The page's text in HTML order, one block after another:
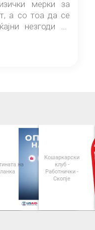
мерки за
а со тоа да се
незгоди на
Кошаркарски
клуб -
Работнички -
Паркинзи
Општина